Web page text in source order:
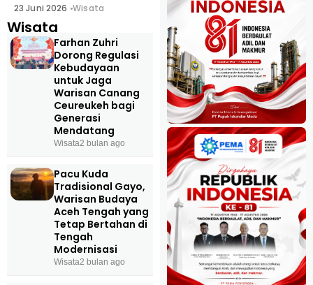
23 Juni 2026 Wisata
Wisata
Farhan Zuhri
Dorong Regulasi
Kebudayaan
untuk Jaga
Warisan Canang
Ceureukeh bagi
Generasi
Mendatang
Wisata2 bulan ago
Pacu Kuda
Tradisional Gayo,
Warisan Budaya
Aceh Tengah yang
Tetap Bertahan di
Tengah
Modernisasi
Wisata2 bulan ago